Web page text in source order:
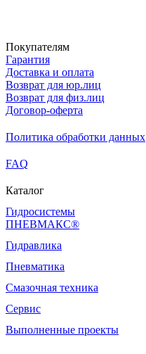
Покупателям
Гарантия
Доставка и оплата
Возврат для юр.лиц
Возврат для физ.лиц
Договор-оферта
Политика обработки данных
FAQ
Каталог
Гидросистемы
ПНЕВМАКС®
Гидравлика
Пневматика
Смазочная техника
Сервис
Выполненные проекты